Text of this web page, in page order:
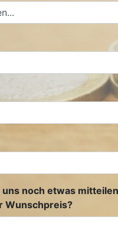
uns noch etwas
Wunschpreis?